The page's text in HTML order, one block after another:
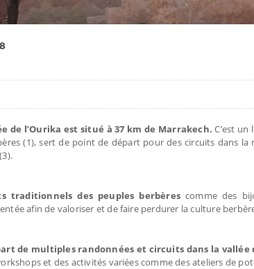
de l’Ourika est situé à 37 km de Marrakech. C’est
(1), sert de point de départ pour des circuits dans la
traditionnels des peuples berbèrescomme des
afin de valoriser et de faire perdurer la culture
de multiples randonnées et circuits dans la vallée
et des activités variées comme des ateliers de